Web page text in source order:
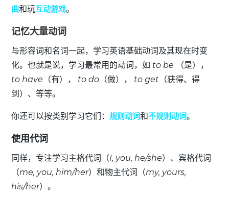
曲和玩互动游戏。
记忆大量动词
与形容词和名词一起，学习英语基础动词及其现在时变
化。也就是说，学习最常用的动词，如 to be
（是），
to have （有）， to do （做）， to get （获得、得
到）、等等。
你还可以按类别学习它们：规则动词和不规则动词。
使用代词
同样，专注学习主格代词（I, you, he/she）、宾格代词
（me, you, him/her）和物主代词（my, yours,
his/her）。